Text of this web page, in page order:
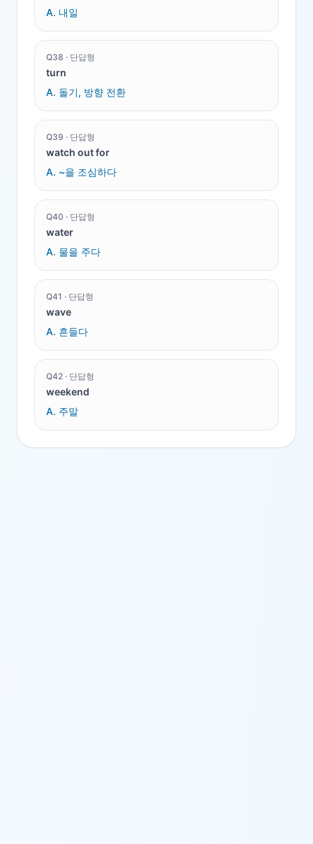
A. 내일
Q38 · 단답형
turn
A. 돌기, 방향 전환
Q39 · 단답형
watch out for
A. ~을 조심하다
Q40 · 단답형
water
A. 물을 주다
Q41 · 단답형
wave
A. 흔들다
Q42 · 단답형
weekend
A. 주말